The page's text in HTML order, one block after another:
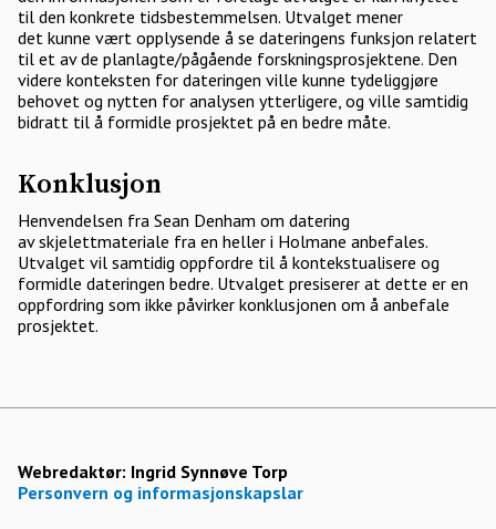
til den konkrete tidsbestemmelsen. Utvalget mener
det kunne vært opplysende å se dateringens funksjon relatert
til et av de planlagte/pågående forskningsprosjektene. Den
videre konteksten for dateringen ville kunne tydeliggjøre
behovet og nytten for analysen ytterligere, og ville samtidig
bidratt til å formidle prosjektet på en bedre måte.
Konklusjon
Henvendelsen fra Sean Denham om datering
av skjelettmateriale fra en heller i Holmane anbefales.
Utvalget vil samtidig oppfordre til å kontekstualisere og
formidle dateringen bedre. Utvalget presiserer at dette er en
oppfordring som ikke påvirker konklusjonen om å anbefale
prosjektet.
Webredaktør: Ingrid Synnøve Torp
Personvern og informasjonskapslar